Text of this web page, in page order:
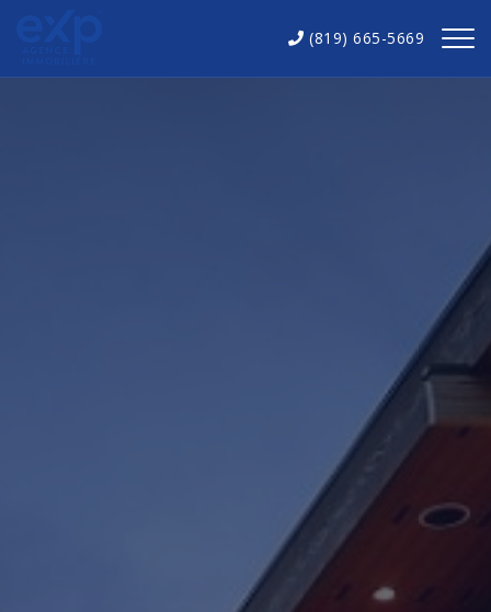
(819) 665-5669